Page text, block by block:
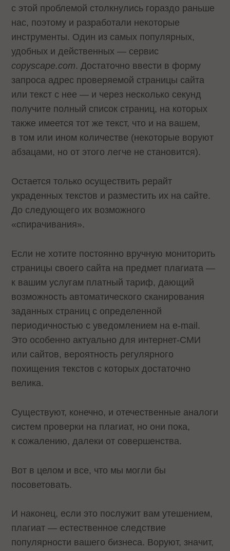
с этой проблемой столкнулись гораздо раньше
нас, поэтому и разработали некоторые
инструменты. Один из самых популярных,
удобных и действенных — сервис
copyscape.com. Достаточно ввести в форму
запроса адрес проверяемой страницы сайта
или текст с нее — и через несколько секунд
получите полный список страниц, на которых
также имеется тот же текст, что и на вашем,
в том или ином количестве (некоторые воруют
абзацами, но от этого легче не становится).
Остается только осуществить рерайт
украденных текстов и разместить их на сайте.
До следующего их возможного
«спирачивания».
Если не хотите постоянно вручную мониторить
страницы своего сайта на предмет плагиата —
к вашим услугам платный тариф, дающий
возможность автоматического сканирования
заданных страниц с определенной
периодичностью с уведомлением на e-mail.
Это особенно актуально для интернет-СМИ
или сайтов, вероятность регулярного
похищения текстов с которых достаточно
велика.
Существуют, конечно, и отечественные аналоги
систем проверки на плагиат, но они пока,
к сожалению, далеки от совершенства.
Вот в целом и все, что мы могли бы
посоветовать.
И наконец, если это послужит вам утешением,
плагиат — естественное следствие
популярности вашего бизнеса. Воруют, значит,